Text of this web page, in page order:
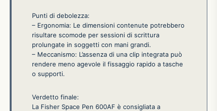
Punti di debolezza:
– Ergonomia: Le dimensioni contenute potrebbero
risultare scomode per sessioni di scrittura
prolungate in soggetti con mani grandi.
– Meccanismo: L’assenza di una clip integrata può
rendere meno agevole il fissaggio rapido a tasche
o supporti.
Verdetto finale:
La Fisher Space Pen 600AF è consigliata a